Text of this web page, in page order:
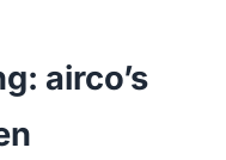
airco’s